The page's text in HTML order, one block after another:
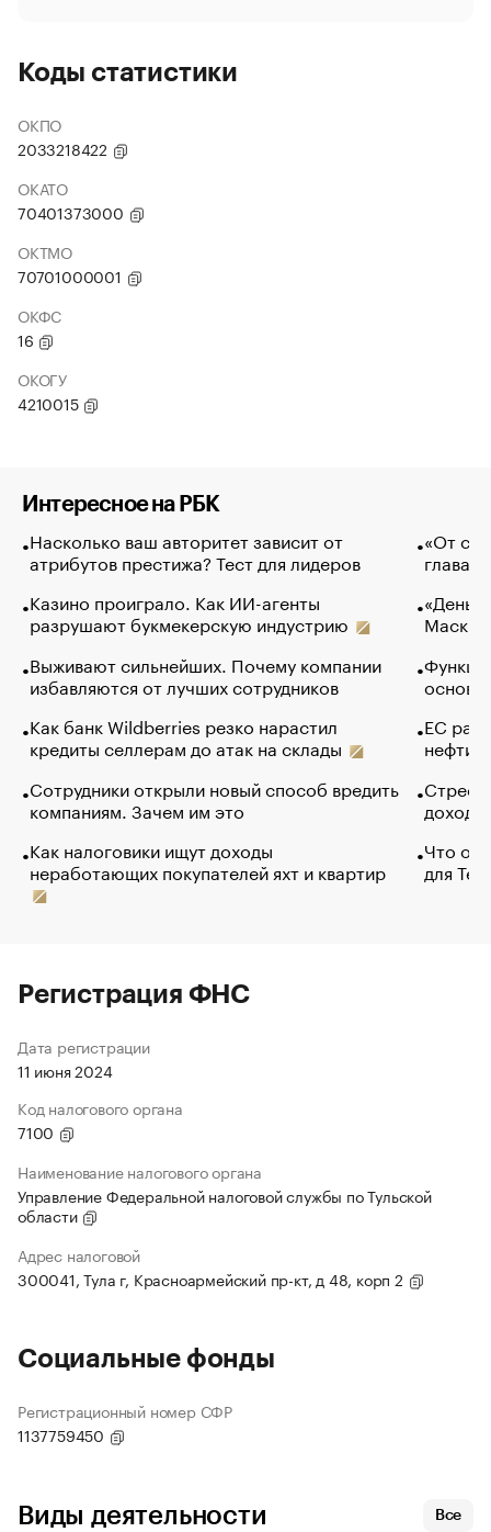
Коды статистики
ОКПО
2033218422
ОКАТО
70401373000
ОКТМО
70701000001
ОКФС
16
ОКОГУ
4210015
Интересное на РБК
Насколько ваш авторитет зависит от
атрибутов престижа? Тест для лидеров
Казино проиграло. Как ИИ-агенты
разрушают букмекерскую индустрию
Выживают сильнейших. Почему компании
избавляются от лучших сотрудников
Как банк Wildberries резко нарастил
кредиты селлерам до атак на склады
Сотрудники открыли новый способ вредить
компаниям. Зачем им это
Как налоговики ищут доходы
неработающих покупателей яхт и квартир
«От
глава
Маск в
основ
ЕС
нефти
Что
для
Регистрация ФНС
Дата регистрации
11 июня 2024
Код налогового органа
7100
Наименование налогового органа
Управление Федеральной налоговой службы по Тульской
области
Адрес налоговой
300041, Тула г, Красноармейский пр-кт, д 48, корп 2
Социальные фонды
Регистрационный номер СФР
1137759450
Виды деятельности Все